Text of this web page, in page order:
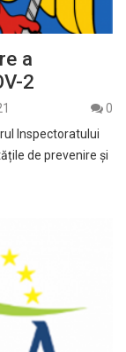
a
2
0
Inspectoratului
de prevenire și